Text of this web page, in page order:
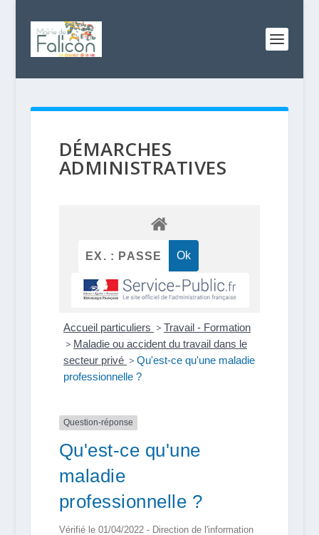
DÉMARCHES
ADMINISTRATIVES
Accueil particuliers > Travail - Formation
> Maladie ou accident du travail dans le
secteur privé > Qu'est-ce qu'une maladie
professionnelle ?
Question-réponse
Qu'est-ce qu'une
maladie
professionnelle ?
Vérifié le 01/04/2022 - Direction de l'information